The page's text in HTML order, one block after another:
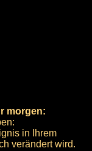
morgen:
in Ihrem
verändert wird.